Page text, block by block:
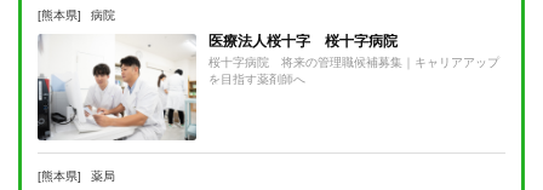
[熊本県] 病院
医療法人桜十字 桜十字病院
桜十字病院 将来の管理職候補募集｜キャリアアップ
を目指す薬剤師へ
[熊本県] 薬局